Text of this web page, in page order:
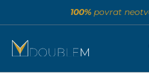
100% povrat